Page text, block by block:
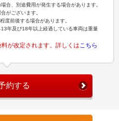
合、別途費用が発生する場合があります。
がございます。
度前後する場合があります。
年及び18年以上経過している車両は重量
が改定されます。詳しくは こちら
約する